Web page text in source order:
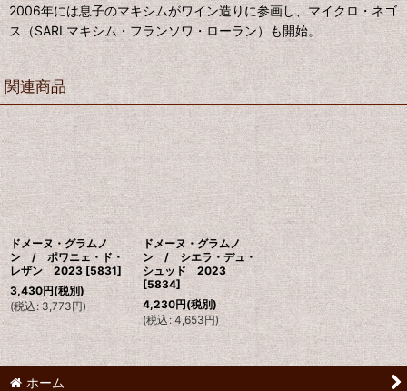
2006年には息子のマキシムがワイン造りに参画し、マイクロ・ネゴ
ス（SARLマキシム・フランソワ・ローラン）も開始。
関連商品
ドメーヌ・グラムノ
ン / ポワニェ・ド・
レザン 2023 [5831]
3,430円(税別)
(税込: 3,773円)
ドメーヌ・グラムノ
ン / シエラ・デュ・
シュッド 2023
[5834]
4,230円(税別)
(税込: 4,653円)
ホーム